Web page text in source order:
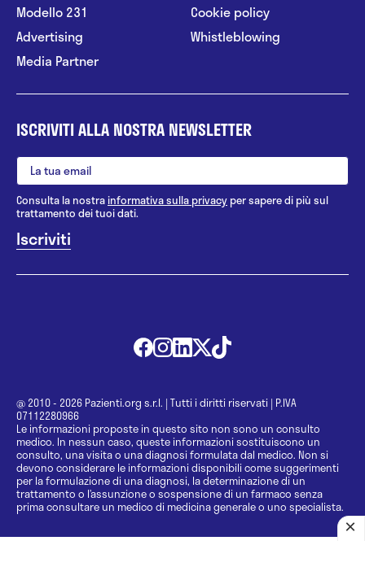
Modello 231
Advertising
Media Partner
Cookie policy
Whistleblowing
ISCRIVITI ALLA NOSTRA NEWSLETTER
Consulta la nostrainformativa sulla privacy per sapere di più sul
trattamento dei tuoi dati.
@ 2010 - 2026 Pazienti.org s.r.l. | Tutti i diritti riservati | P.IVA
07112280966
Le informazioni proposte in questo sito non sono un consulto
medico. In nessun caso, queste informazioni sostituiscono un
consulto, una visita o una diagnosi formulata dal medico. Non si
devono considerare le informazioni disponibili come suggerimenti
per la formulazione di una diagnosi, la determinazione di un
trattamento o l’assunzione o sospensione di un farmaco senza
prima consultare un medico di medicina generale o uno specialista.